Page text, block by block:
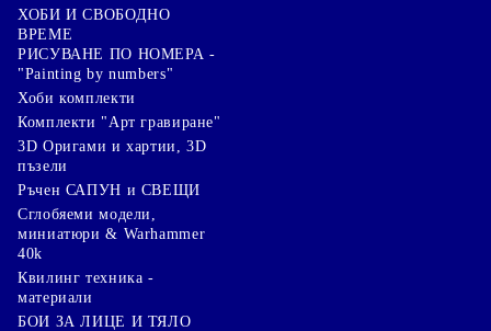
ХОБИ И СВОБОДНО
ВРЕМЕ
РИСУВАНЕ ПО НОМЕРА -
"Painting by numbers"
Хоби комплекти
Комплекти "Арт гравиране"
3D Оригами и хартии, 3D
пъзели
Ръчен САПУН и СВЕЩИ
Сглобяеми модели,
миниатюри & Warhammer
40k
Квилинг техника -
материали
БОИ ЗА ЛИЦЕ И ТЯЛО